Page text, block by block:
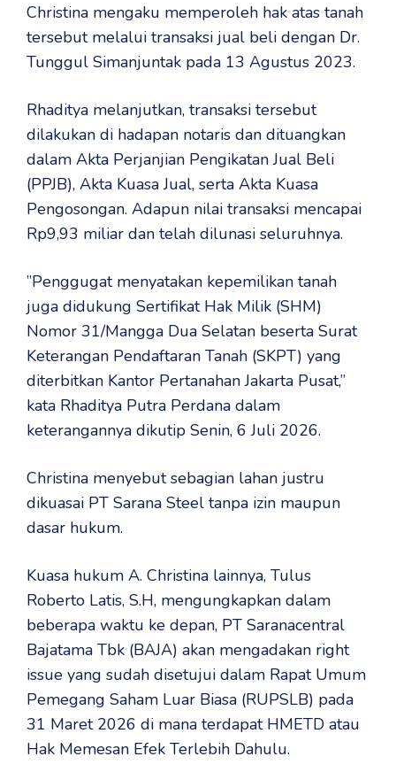
Christina mengaku memperoleh hak atas tanah
tersebut melalui transaksi jual beli dengan Dr.
Tunggul Simanjuntak pada 13 Agustus 2023.
‎Rhaditya melanjutkan, transaksi tersebut
dilakukan di hadapan notaris dan dituangkan
dalam Akta Perjanjian Pengikatan Jual Beli
(PPJB), Akta Kuasa Jual, serta Akta Kuasa
Pengosongan. Adapun nilai transaksi mencapai
Rp9,93 miliar dan telah dilunasi seluruhnya.
‎”Penggugat menyatakan kepemilikan tanah
juga didukung Sertifikat Hak Milik (SHM)
Nomor 31/Mangga Dua Selatan beserta Surat
Keterangan Pendaftaran Tanah (SKPT) yang
diterbitkan Kantor Pertanahan Jakarta Pusat,”
kata Rhaditya Putra Perdana dalam
keterangannya dikutip Senin, 6 Juli 2026.
‎Christina menyebut sebagian lahan justru
dikuasai PT Sarana Steel tanpa izin maupun
dasar hukum.
‎Kuasa hukum A. Christina lainnya, Tulus
Roberto Latis, S.H, mengungkapkan dalam
beberapa waktu ke depan, PT Saranacentral
Bajatama Tbk (BAJA) akan mengadakan right
issue yang sudah disetujui dalam Rapat Umum
Pemegang Saham Luar Biasa (RUPSLB) pada
31 Maret 2026 di mana terdapat HMETD atau
Hak Memesan Efek Terlebih Dahulu.